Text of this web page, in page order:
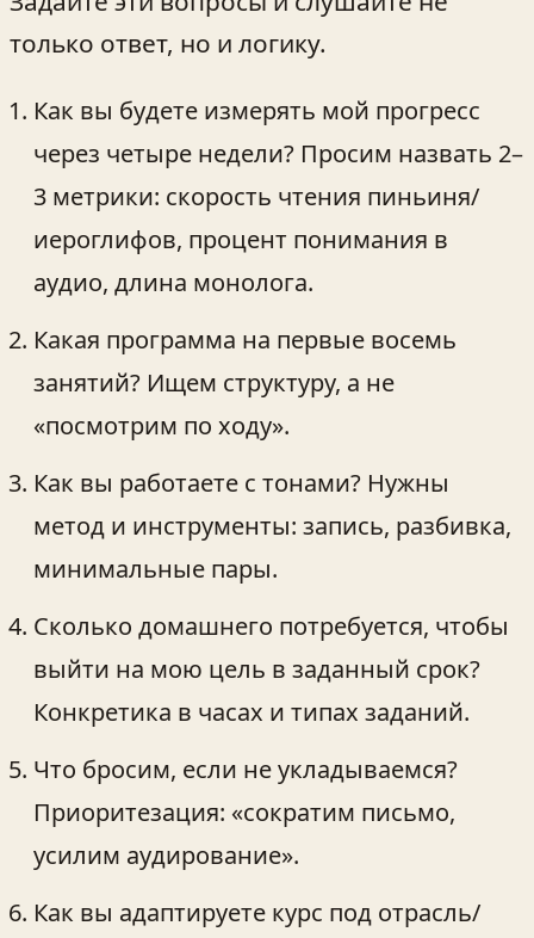
только ответ, но и логику.
Как вы будете измерять мой прогресс
через четыре недели? Просим назвать 2–
3 метрики: скорость чтения пиньиня/
иероглифов, процент понимания в
аудио, длина монолога.
Какая программа на первые восемь
занятий? Ищем структуру, а не
«посмотрим по ходу».
Как вы работаете с тонами? Нужны
метод и инструменты: запись, разбивка,
минимальные пары.
Сколько домашнего потребуется, чтобы
выйти на мою цель в заданный срок?
Конкретика в часах и типах заданий.
Что бросим, если не укладываемся?
Приоритезация: «сократим письмо,
усилим аудирование».
Как вы адаптируете курс под отрасль/